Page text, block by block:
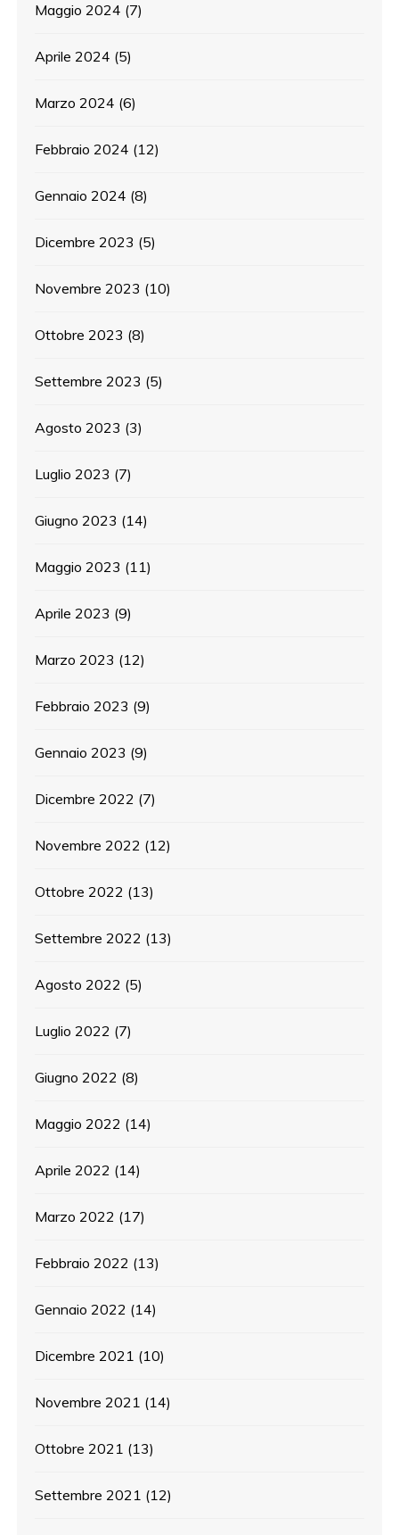
Maggio 2024 (7)
Aprile 2024 (5)
Marzo 2024 (6)
Febbraio 2024 (12)
Gennaio 2024 (8)
Dicembre 2023 (5)
Novembre 2023 (10)
Ottobre 2023 (8)
Settembre 2023 (5)
Agosto 2023 (3)
Luglio 2023 (7)
Giugno 2023 (14)
Maggio 2023 (11)
Aprile 2023 (9)
Marzo 2023 (12)
Febbraio 2023 (9)
Gennaio 2023 (9)
Dicembre 2022 (7)
Novembre 2022 (12)
Ottobre 2022 (13)
Settembre 2022 (13)
Agosto 2022 (5)
Luglio 2022 (7)
Giugno 2022 (8)
Maggio 2022 (14)
Aprile 2022 (14)
Marzo 2022 (17)
Febbraio 2022 (13)
Gennaio 2022 (14)
Dicembre 2021 (10)
Novembre 2021 (14)
Ottobre 2021 (13)
Settembre 2021 (12)